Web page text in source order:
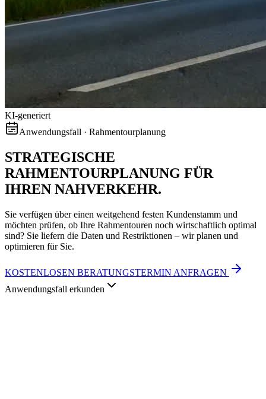
KI-generiert
Anwendungsfall · Rahmentourplanung
STRATEGISCHE
RAHMENTOURPLANUNG FÜR
IHREN NAHVERKEHR.
Sie verfügen über einen weitgehend festen Kundenstamm und
möchten prüfen, ob Ihre Rahmentouren noch wirtschaftlich optimal
sind? Sie liefern die Daten und Restriktionen – wir planen und
optimieren für Sie.
KOSTENLOSEN BERATUNGSTERMIN ANFRAGEN
Anwendungsfall erkunden